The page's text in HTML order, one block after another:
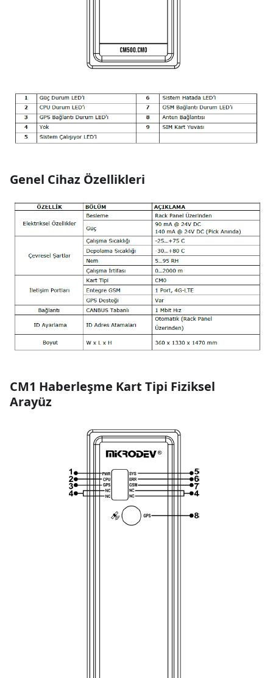
Genel Cihaz Özellikleri
CM1 Haberleşme Kart Tipi Fiziksel
Arayüz